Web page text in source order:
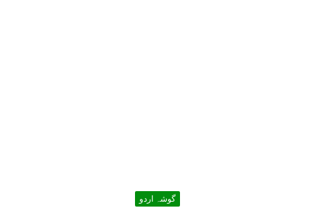
گوشہ اردو